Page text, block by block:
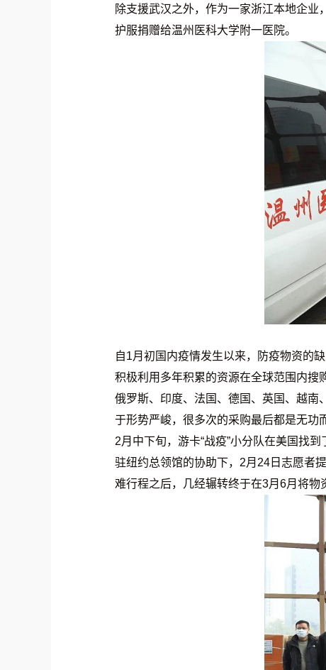
除支援武汉之外，作为一家浙江本地企
护服捐赠给温州医科大学附一医院。
自1月初国内疫情发生以来，防疫物资的
积极利用多年积累的资源在全球范围内搜
俄罗斯、印度、法国、德国、英国、越
于形势严峻，很多次的采购最后都是无功
2月中下旬，游卡“战疫”小分队在美国找
驻纽约总领馆的协助下，2月24日志愿者
难行程之后，几经辗转终于在3月6月将物